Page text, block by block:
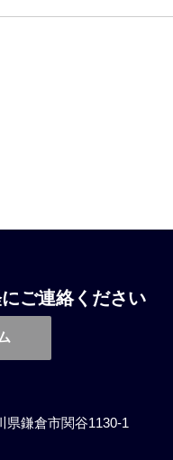
ご連絡ください
県鎌倉市関谷1130-1